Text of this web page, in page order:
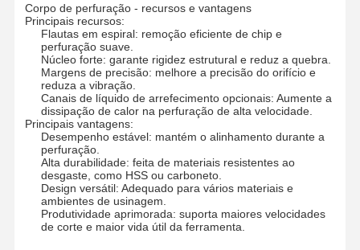
Para Casa Produtos
Fábrica
Corpo de perfuração - recursos e vantagens
Principais recursos:
Flautas em espiral: remoção eficiente de chip e
perfuração suave.
Núcleo forte: garante rigidez estrutural e reduz a quebra.
Margens de precisão: melhore a precisão do orifício e
reduza a vibração.
Canais de líquido de arrefecimento opcionais: Aumente a
dissipação de calor na perfuração de alta velocidade.
Principais vantagens:
Desempenho estável: mantém o alinhamento durante a
perfuração.
Alta durabilidade: feita de materiais resistentes ao
desgaste, como HSS ou carboneto.
Design versátil: Adequado para vários materiais e
ambientes de usinagem.
Produtividade aprimorada: suporta maiores velocidades
de corte e maior vida útil da ferramenta.